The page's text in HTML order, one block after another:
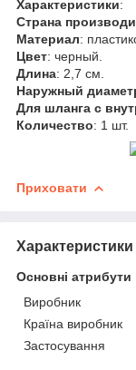
Характеристики:
Страна
Материал:
Цвет: черный.
Длина: 2,7 см.
Наружный
Для шланга с
Количество: 1 шт.
Приховати
Характеристики
Основні атрибути
Виробник
Країна виробник
Застосування